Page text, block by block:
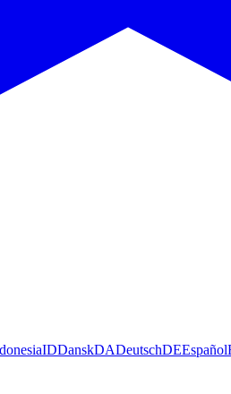
IDDanskDADeutschDEEspañol